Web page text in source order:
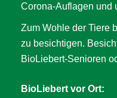
Corona-Auflagen und
Zum Wohle der Tiere
zu besichtigen.
BioLiebert-Senioren
BioLiebert vor Ort: